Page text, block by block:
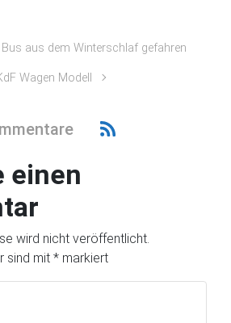
aus dem Winterschlaf gefahren
Wagen Modell
einen
wird nicht veröffentlicht.
sind mit * markiert